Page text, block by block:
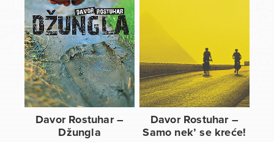
Davor Rostuhar –
Džungla
Davor Rostuhar –
Samo nek’ se kreće!